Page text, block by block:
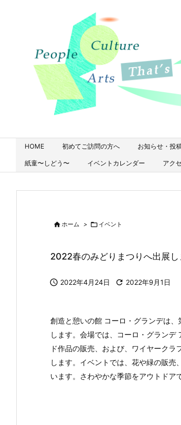
HOME 初めてご訪問の方へ お知らせ・投
紙童〜しどう〜 イベントカレンダー アク
 ホーム >  イベント
2022春のみどりまつりへ出展し
 2022年4月24日  2022年9月1日
創造と憩いの館 コーロ・グランデは
します。会場では、コーロ・グラン
ド作品の販売、および、ワイヤーク
します。イベントでは、花や緑の販
います。さわやかな季節をアウトドア